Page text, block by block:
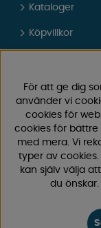
Kataloger
Köpvillkor
0171-105570
Telefontid
Telefon stängd
Skicka e-post
Vi svarar alltid
Registrera din
För att ge dig
använder vi
cookies för
cookies för bättre
med mera. Vi
typer av
kan själv välja
du önskar.